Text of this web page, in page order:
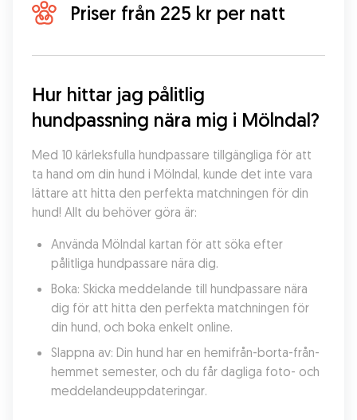
Priser från 225 kr per natt
Hur hittar jag pålitlig
hundpassning nära mig i Mölndal?
Med 10 kärleksfulla hundpassare tillgängliga för att
ta hand om din hund i Mölndal, kunde det inte vara
lättare att hitta den perfekta matchningen för din
hund! Allt du behöver göra är:
Använda Mölndal kartan för att söka efter
pålitliga hundpassare nära dig.
Boka: Skicka meddelande till hundpassare nära
dig för att hitta den perfekta matchningen för
din hund, och boka enkelt online.
Slappna av: Din hund har en hemifrån-borta-från-
hemmet semester, och du får dagliga foto- och
meddelandeuppdateringar.